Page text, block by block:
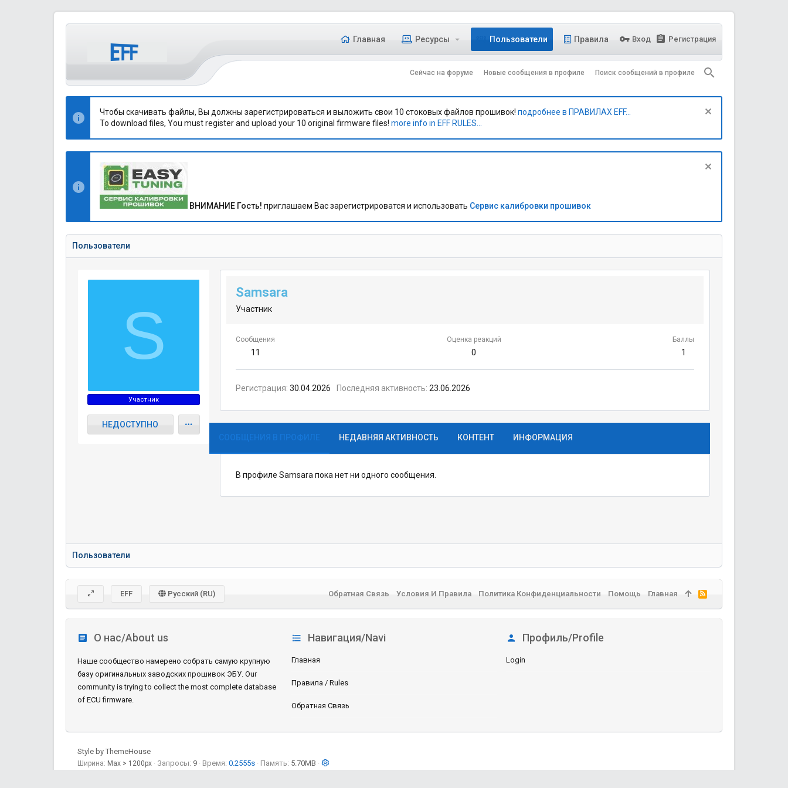
Главная Ресурсы Пользователи Правила Вход Регистрация
Сейчас на форуме Новые сообщения в профиле Поиск сообщений в профиле
Чтобы скачивать файлы, Вы должны зарегистрироваться и выложить свои 10 стоковых файлов прошивок! подробнее в ПРАВИЛАХ EFF...
To download files, You must register and upload your 10 original firmware files! more info in EFF RULES...
ВНИМАНИЕ Гость! приглашаем Вас зарегистрироватся и использовать Сервис калибровки прошивок
Пользователи
S
Участник
НЕДОСТУПНО
Samsara
Участник
Сообщения
11
Оценка реакций
0
Баллы
1
Регистрация 30.04.2026 Последняя активность 23.06.2026
СООБЩЕНИЯ В ПРОФИЛЕ НЕДАВНЯЯ АКТИВНОСТЬ КОНТЕНТ ИНФОРМАЦИЯ
В профиле Samsara пока нет ни одного сообщения.
Пользователи
О нас/About us
Наше сообщество намерено собрать самую крупную
базу оригинальных заводских прошивок ЭБУ. Our
community is trying to collect the most complete database
of ECU firmware.
Навигация/Navi
Главная
Правила / Rules
Обратная Связь
Профиль/Profile
Login
EFF Русский (RU) Обратная Связь Условия И Правила Политика Конфиденциальности Помощь Главная
R
S
S
Style by ThemeHouse
Ширина Запросы 9 Время 0.2555s Память 5.70MB